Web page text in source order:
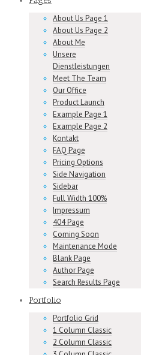
About Us Page 1
About Us Page 2
About Me
Unsere
Dienstleistungen
Meet The Team
Our Office
Product Launch
Example Page 1
Example Page 2
Kontakt
FAQ Page
Pricing Options
Side Navigation
Sidebar
Full Width 100%
Impressum
404 Page
Coming Soon
Maintenance Mode
Blank Page
Author Page
Search Results Page
Portfolio
Portfolio Grid
1 Column Classic
2 Column Classic